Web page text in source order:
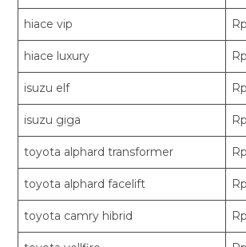
hiace vip
hiace luxury
isuzu elf
isuzu giga
toyota alphard transformer
toyota alphard facelift
toyota camry hibrid